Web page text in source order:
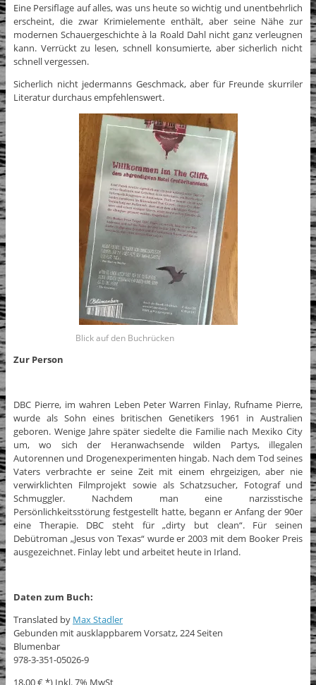
Eine Persiflage auf alles, was uns heute so wichtig und unentbehrlich
erscheint, die zwar Krimielemente enthält, aber seine Nähe zur
modernen Schauergeschichte à la Roald Dahl nicht ganz verleugnen
kann. Verrückt zu lesen, schnell konsumierte, aber sicherlich nicht
schnell vergessen.
Sicherlich nicht jedermanns Geschmack, aber für Freunde skurriler
Literatur durchaus empfehlenswert.
Blick auf den Buchrücken
Zur Person
DBC Pierre, im wahren Leben Peter Warren Finlay, Rufname Pierre,
wurde als Sohn eines britischen Genetikers 1961 in Australien
geboren. Wenige Jahre später siedelte die Familie nach Mexiko City
um, wo sich der Heranwachsende wilden Partys, illegalen
Autorennen und Drogenexperimenten hingab. Nach dem Tod seines
Vaters verbrachte er seine Zeit mit einem ehrgeizigen, aber nie
verwirklichten Filmprojekt sowie als Schatzsucher, Fotograf und
Schmuggler. Nachdem man eine narzisstische
Persönlichkeitsstörung festgestellt hatte, begann er Anfang der 90er
eine Therapie. DBC steht für „dirty but clean“. Für seinen
Debütroman „Jesus von Texas“ wurde er 2003 mit dem Booker Preis
ausgezeichnet. Finlay lebt und arbeitet heute in Irland.
Daten zum Buch:
Translated by Max Stadler
Gebunden mit ausklappbarem Vorsatz, 224 Seiten
Blumenbar
978-3-351-05026-9
18,00 €*) Inkl. 7% MwSt